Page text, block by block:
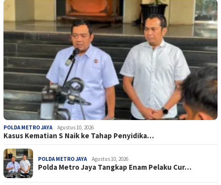
POLDA METRO JAYA Agustus 10, 2026
Kasus Kematian S Naik ke Tahap Penyidika…
POLDA METRO JAYA Agustus 10, 2026
Polda Metro Jaya Tangkap Enam Pelaku Cur…